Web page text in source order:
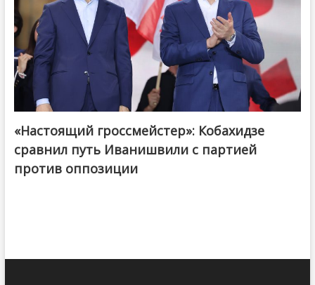
@ქართული ოცნება / Georgian Dream
«Настоящий гроссмейстер»: Кобахидзе
сравнил путь Иванишвили с партией
против оппозиции